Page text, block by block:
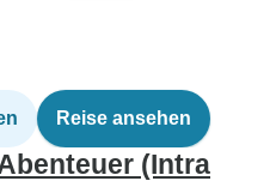
Reise ansehen
(Intra